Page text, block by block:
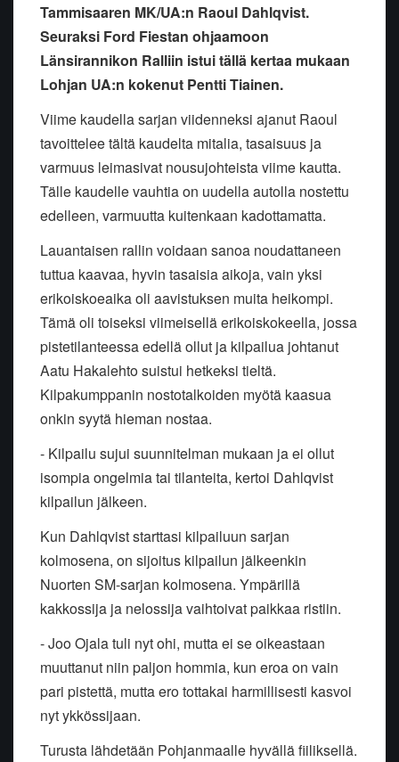
Tammisaaren MK/UA:n Raoul Dahlqvist.
Seuraksi Ford Fiestan ohjaamoon
Länsirannikon Ralliin istui tällä kertaa mukaan
Lohjan UA:n kokenut Pentti Tiainen.
Viime kaudella sarjan viidenneksi ajanut Raoul
tavoittelee tältä kaudelta mitalia, tasaisuus ja
varmuus leimasivat nousujohteista viime kautta.
Tälle kaudelle vauhtia on uudella autolla nostettu
edelleen, varmuutta kuitenkaan kadottamatta.
Lauantaisen rallin voidaan sanoa noudattaneen
tuttua kaavaa, hyvin tasaisia aikoja, vain yksi
erikoiskoeaika oli aavistuksen muita heikompi.
Tämä oli toiseksi viimeisellä erikoiskokeella, jossa
pistetilanteessa edellä ollut ja kilpailua johtanut
Aatu Hakalehto suistui hetkeksi tieltä.
Kilpakumppanin nostotalkoiden myötä kaasua
onkin syytä hieman nostaa.
- Kilpailu sujui suunnitelman mukaan ja ei ollut
isompia ongelmia tai tilanteita, kertoi Dahlqvist
kilpailun jälkeen.
Kun Dahlqvist starttasi kilpailuun sarjan
kolmosena, on sijoitus kilpailun jälkeenkin
Nuorten SM-sarjan kolmosena. Ympärillä
kakkossija ja nelossija vaihtoivat paikkaa ristiin.
- Joo Ojala tuli nyt ohi, mutta ei se oikeastaan
muuttanut niin paljon hommia, kun eroa on vain
pari pistettä, mutta ero tottakai harmillisesti kasvoi
nyt ykkössijaan.
Turusta lähdetään Pohjanmaalle hyvällä fiiliksellä.